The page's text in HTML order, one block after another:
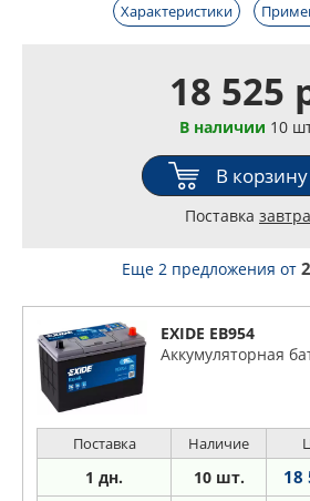
Характеристики
18 525
В наличии 10
В корзину
Поставка завтра
Еще 2 предложения от
EXIDE EB954
Аккумуляторная
Поставка Наличие
1 дн. 10 шт. 18